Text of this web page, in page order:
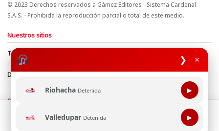
❯ ×
Riohacha Detenida ▶
Valledupar Detenida ▶
© 2023 Derechos reservados a Gámez Editores - Sistema Cardenal
S.A.S. - Prohibida la reproducción parcial o total de este medio.
Nuestros sitios
Términos y Condiciones
Derechos de Autor y Propiedad Intelectual
Política de uso de cookies
Política de Tratamiento de Datos
Directrices Editoriales
Síguenos
Esta página web usa cookie para mejorar tu experiencia de
navegación, al continuar aceptas nuestra política de uso de